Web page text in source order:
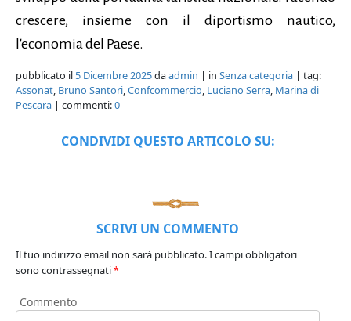
crescere, insieme con il diportismo nautico,
l'economia del Paese.
pubblicato il 5 Dicembre 2025daadmin | in Senza categoria | tag:
Assonat, Bruno Santori,Confcommercio, Luciano Serra, Marina di
Pescara | commenti:0
CONDIVIDI QUESTO ARTICOLO SU:
SCRIVI UN COMMENTO
Il tuo indirizzo email non sarà pubblicato.I campi obbligatori
sono contrassegnati*
Commento